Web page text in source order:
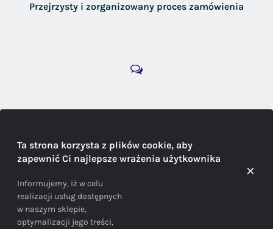
Przejrzysty i zorganizowany proces zamówienia
Doradzamy na każdym etapie zakupu
Ta strona korzysta z plików cookie, aby
zapewnić Ci najlepsze wrażenia użytkownika
Informujemy, iż w celu
realizacji usług dostępnych
w naszym sklepie,
optymalizacji jego treści,